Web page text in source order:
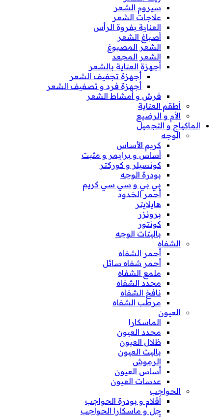
سيروم الشعر
علاجات الشعر
العناية بفروة الرأس
أصباغ الشعر
الشعر المصبوغ
الشعر المجعد
أجهزة العناية بالشعر
أجهزة تجفيف الشعر
أجهزة فرد و تصفيف الشعر
فرش و أمشاط الشعر
أطقم العناية
الأم و الرضيع
الماكياج و التجميل
الوجه
كريم الأساس
أساس و برايمر و مثبت
كونسيلر و كوركتر
بودرة الوجه
بي بي و سي سي كريم
أحمر الخدود
هايلايتر
برونزر
كونتور
باليتات الوجه
الشفاه
أحمر الشفاه
أحمر شفاه سائل
ملمع الشفاه
محدد الشفاه
نافخ الشفاه
مرطب الشفاه
العيون
الماسكارا
محدد العيون
ظلال العيون
باليت العيون
الرموش
أساس العيون
عدسات العيون
الحواجب
أقلام و بودرة الحواجب
جل و ماسكارا الحواجب